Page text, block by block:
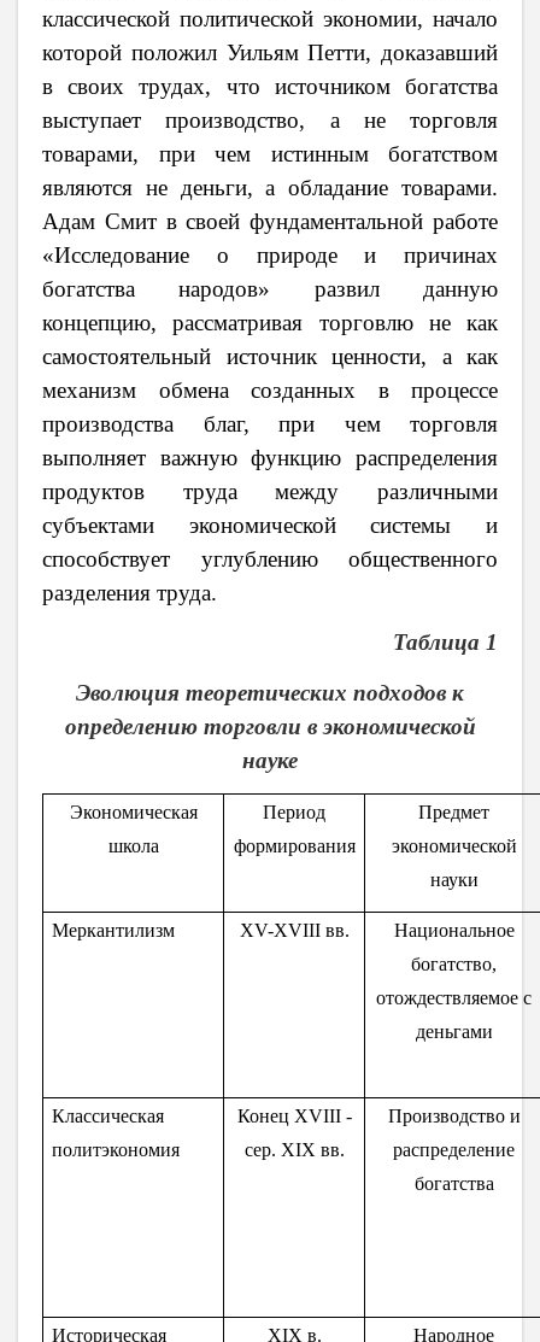
классической политической экономии, начало
которой положил Уильям Петти, доказавший
в своих трудах, что источником богатства
выступает производство, а не торговля
товарами, при чем истинным богатством
являются не деньги, а обладание товарами.
Адам Смит в своей фундаментальной работе
«Исследование о природе и причинах
богатства народов» развил данную
концепцию, рассматривая торговлю не как
самостоятельный источник ценности, а как
механизм обмена созданных в процессе
производства благ, при чем торговля
выполняет важную функцию распределения
продуктов труда между различными
субъектами экономической системы и
способствует углублению общественного
разделения труда.
Таблица 1
Эволюция теоретических подходов к
определению торговли в экономической
науке
Экономическая
школа
Период
формирования
Предмет
экономической
науки
Меркантилизм XV-XVIII вв.
Национальное
богатство,
отождествляемое с
деньгами
Классическая
политэкономия
Конец XVIII-
сер. XIX вв.
Производство и
распределение
богатства
Историческая XIX в. Народное